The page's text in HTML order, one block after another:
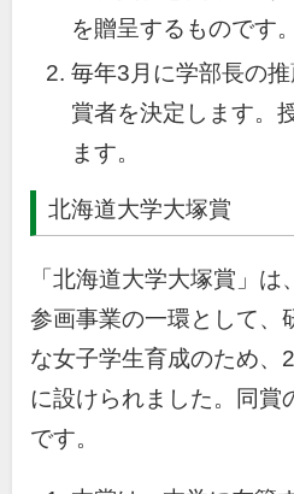
を贈呈するものです。
毎年3月に学部長の
賞者を決定します。
ます。
北海道大学大塚賞
「北海道大学大塚賞」
参画事業の一環として、
な女子学生育成のため、
に設けられました。同賞
です。